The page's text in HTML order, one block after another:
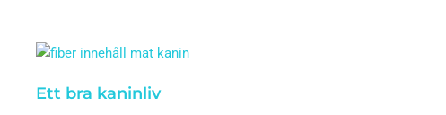
Ett bra kaninliv